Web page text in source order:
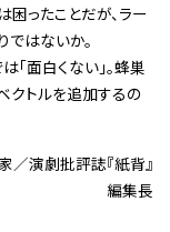
困ったことだが、ラー
はないか。
「面白くない」。蜂巣
クトルを追加するの
／演劇批評誌『紙背』
編集長